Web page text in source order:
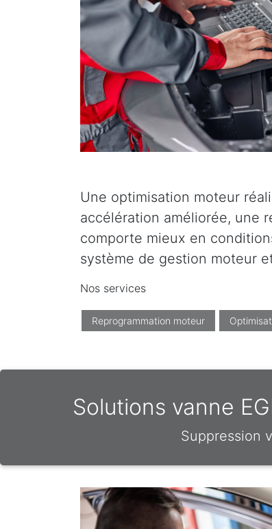
Une optimisation moteur
accélération améliorée, une
comporte mieux en
système de gestion moteur
Nos services
Reprogrammation moteur
Solutions vanne
Suppression